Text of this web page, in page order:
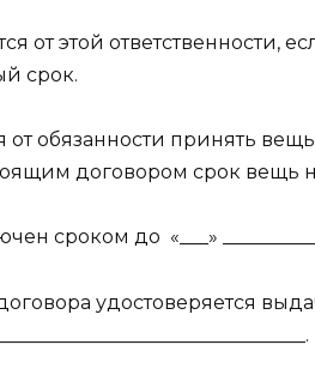
от этой ответственности,
срок.
от обязанности принять
договором срок вещь
сроком до «___»
удостоверяется